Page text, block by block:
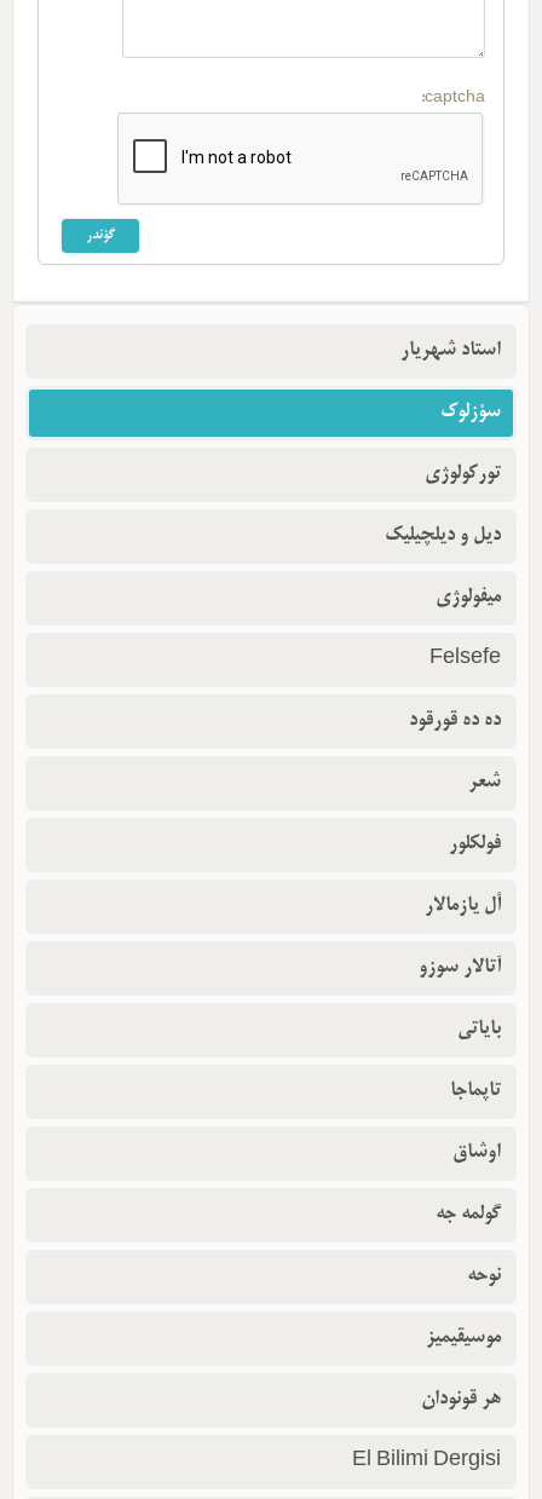
captcha:
استاد شهریار
سؤزلوک
تورکولوژی
دیل و دیلچیلیک
میفولوژی
Felsefe
ده ده قورقود
شعر
فولکلور
أل یازمالار
آتالار سوزو
بایاتی
تاپماجا
اوشاق
گولمه جه
نوحه
موسیقیمیز
هر قونودان
El Bilimi Dergisi